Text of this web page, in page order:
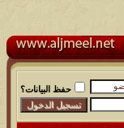
حفظ البيانات؟